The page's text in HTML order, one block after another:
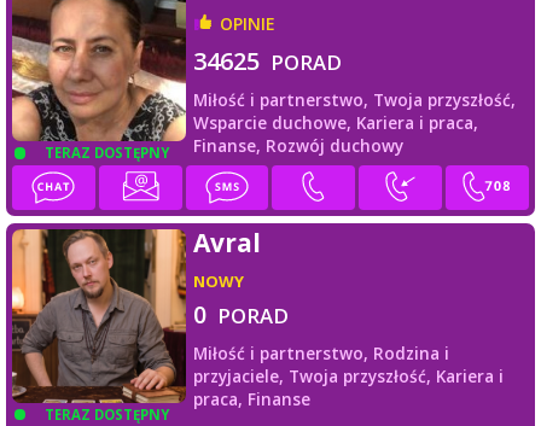
TERAZ DOSTĘPNY
OPINIE
34625 PORAD
Miłość i partnerstwo, Twoja przyszłość,
Wsparcie duchowe, Kariera i praca,
Finanse, Rozwój duchowy
TERAZ DOSTĘPNY
Avral
NOWY
0 PORAD
Miłość i partnerstwo, Rodzina i
przyjaciele, Twoja przyszłość, Kariera i
praca, Finanse